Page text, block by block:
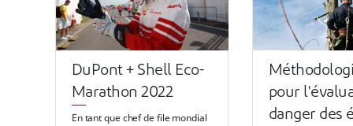
DuPont + Shell Eco-
Marathon 2022
En tant que chef de file mondial
pour
danger des